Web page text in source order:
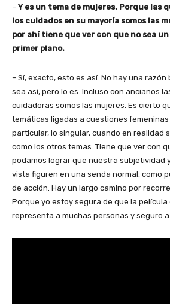
– Y es un tema de mujeres. Porque las
los cuidados en su mayoría somos las
por ahí tiene que ver con que no sea
primer plano.
– Sí, exacto, esto es así. No hay una
sea así, pero lo es. Incluso con ancianos
cuidadoras somos las mujeres. Es cierto
temáticas ligadas a cuestiones femeninas
particular, lo singular, cuando en realidad
como los otros temas. Tiene que ver con
podamos lograr que nuestra subjetividad
vista figuren en una senda normal, como
de acción. Hay un largo camino por
Porque yo estoy segura de que la película
representa a muchas personas y seguro